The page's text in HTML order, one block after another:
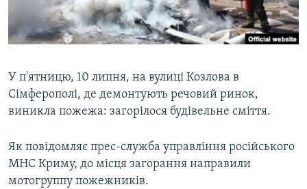
ВІДЕОУРОКИ «ELIFBE»
СВІДЧЕННЯ ОКУПАЦІЇ
ІНФОГРАФІКА
Русский
Qırımtatar
ДОЛУЧАЙСЯ!
Усі сайти RFE/RL
У п'ятницю, 10 липня, на вулиці Козлова в
Сімферополі, де демонтують речовий ринок,
виникла пожежа: загорілося будівельне сміття.
Як повідомляє прес-служба управління російського
МНС Криму, до місця загорання направили
мотогруппу пожежників.